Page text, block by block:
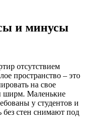
и минусы
отсутствием
пространство – это
на свое
ширм. Маленькие
у студентов и
стен снимают под